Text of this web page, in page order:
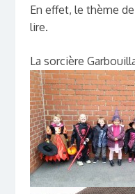
En effet, le thème
lire.
La sorcière